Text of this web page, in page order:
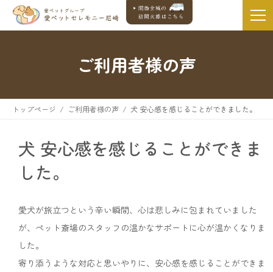
ご利用者様の声
トップページ ご利用者様の声 犬 安心感を感じることができました。
犬 安心感を感じることができま
した。
愛犬が旅立つという辛い瞬間、心は悲しみに包まれていました
が、ペット斎場のスタッフの温かなサポートに心が温かくなりま
した。
寄り添うような対応と思いやりに、安心感を感じることができま